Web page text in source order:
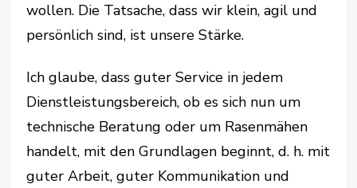
wollen. Die Tatsache, dass wir klein, agil und
persönlich sind, ist unsere Stärke.
Ich glaube, dass guter Service in jedem
Dienstleistungsbereich, ob es sich nun um
technische Beratung oder um Rasenmähen
handelt, mit den Grundlagen beginnt, d. h. mit
guter Arbeit, guter Kommunikation und